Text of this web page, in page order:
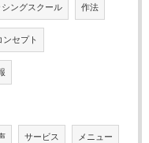
シングスクール 作法
ンセプト
サービス メニュー